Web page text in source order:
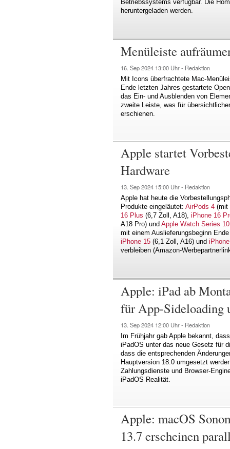
Betriebssystems verfügbar. Die
heruntergeladen werden.
Menüleiste
16. Sep 2024 13:00 Uhr - Redaktion
Mit Icons überfrachtete Mac-
Ende letzten Jahres gestartete
das Ein- und Ausblenden von
zweite Leiste, was für
erschienen.
Apple startet
Hardware
13. Sep 2024 15:00 Uhr - Redaktion
Apple hat heute die
Produkte eingeläutet: AirPods 4 (mit
16 Plus (6,7 Zoll, A18), iPhone 16
A18 Pro) und Apple Watch Series 10
mit einem Auslieferungsbeginn
iPhone 15 (6,1 Zoll, A16) und
verbleiben (Amazon-
Apple: iPad ab
für App-Sideloading
13. Sep 2024 12:00 Uhr - Redaktion
Im Frühjahr gab Apple bekannt,
iPadOS unter das neue Gesetz für
dass die entsprechenden
Hauptversion 18.0 umgesetzt
Zahlungsdienste und Browser-
iPadOS Realität.
Apple: macOS
13.7 erscheinen